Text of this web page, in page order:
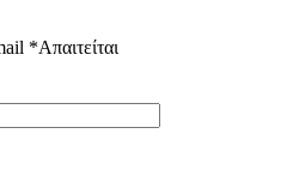
*Απαιτείται